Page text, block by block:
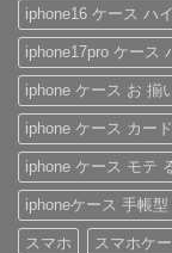
付
き
ハ
イ
ブ
ラ
ン
ド
iPhone
ケ
ー
ス
の
ご
紹
iPhone
ケ
ー
ス
の
魅
力
を
徹
底
レ
ビ
ュ
ー！
へ
ず
愛
さ
れ
る
「ル
イ・
ヴ
ィ
ト
ン
iPhone
ケ
ー
ス」
ラ
ン
ド
風
ベ
ル
ト
付
き
iPhone
ケ
ー
ス
へ
の
iphone16 ケース ハ
iphone17pro ケース
iphone ケース お 揃
iphone ケース カー
iphone ケース モテ
iphoneケース 手帳型
スマホ スマホケ